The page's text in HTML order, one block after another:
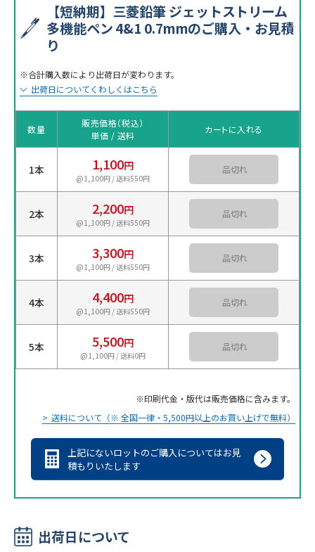
【短納期】三菱鉛筆 ジェットストリーム
多機能ペン 4&1 0.7mmのご購入・お見積
り
※合計購入数により出荷日が変わります。
出荷日についてくわしくはこちら
数量
販売価格（税込）
単価 / 送料
カートに入れる
1本 1,100円
@1,100円 / 送料550円
カートに入れる
2本 2,200円
@1,100円 / 送料550円
カートに入れる
3本 3,300円
@1,100円 / 送料550円
カートに入れる
4本 4,400円
@1,100円 / 送料550円
カートに入れる
5本 5,500円
@1,100円 / 送料0円
カートに入れる
印刷代金・版代は販売価格に含みます。
送料について（※ 全国一律・5,500円以上のお買い上げで無料）
上記にないロットのご購入についてはお見
積もりいたします
出荷日について